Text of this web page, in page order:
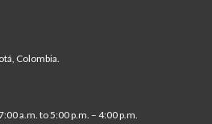
Colombia.
a.m. to 5:00 p.m. – 4:00 p.m.